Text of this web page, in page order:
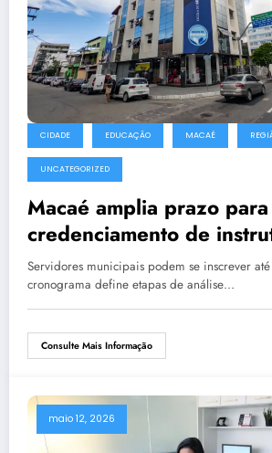
CIDADE EDUCAÇÃO MACAÉ
UNCATEGORIZED
Macaé amplia prazo para
credenciamento de
Escola do Servidor
Servidores municipais podem se inscrever
cronograma define etapas de análise…
Consulte Mais Informação
maio 12, 2026